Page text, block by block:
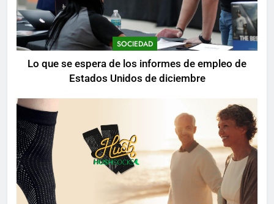
SOCIEDAD
Lo que se espera de los informes de empleo de
Estados Unidos de diciembre